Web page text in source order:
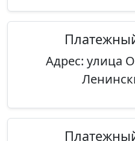
Адрес: улица